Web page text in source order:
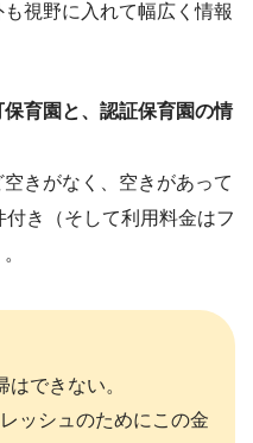
視野に入れて幅広く情報
育園と、認証保育園の情
きがなく、空きがあって
き（そして利用料金はフ
できない。
ッシュのためにこの金